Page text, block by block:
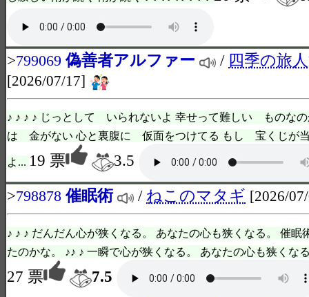
>799069 偽善者アルファー / 四季の旅
[2026/07/17]
♪ ♪ ♪ ♪ じっとして いられないよ 幸せって難しい ものなの
は 金がない 心と裏腹に 仮面をつけてる もし 宝くじが当
よ... 19 票
3.5
>798878 催眠術 / ねこのマタギ [2026/
♪ ♪ ♪ だんだん心が狭くなる。 あなたの心も狭くなる。 催眠
たのかな。 ♪♪ ♪ 一瞬で心が狭くなる。 あなたの心も狭くな
27 票
7.5